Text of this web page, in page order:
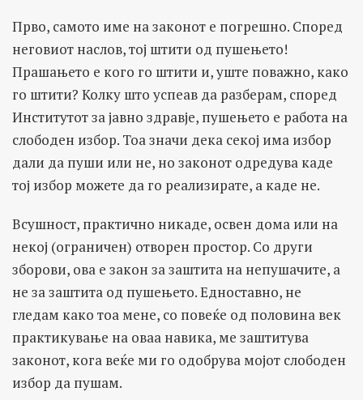
Прво, самото име на законот е погрешно. Според
неговиот наслов, тој штити од пушењето!
Прашањето е кого го штити и, уште поважно, како
го штити? Колку што успеав да разберам, според
Институтот за јавно здравје, пушењето е работа на
слободен избор. Тоа значи дека секој има избор
дали да пуши или не, но законот одредува каде
тој избор можете да го реализирате, а каде не.
Всушност, практично никаде, освен дома или на
некој (ограничен) отворен простор. Со други
зборови, ова е закон за заштита на непушачите, а
не за заштита од пушењето. Едноставно, не
гледам како тоа мене, со повеќе од половина век
практикување на оваа навика, ме заштитува
законот, кога веќе ми го одобрува мојот слободен
избор да пушам.